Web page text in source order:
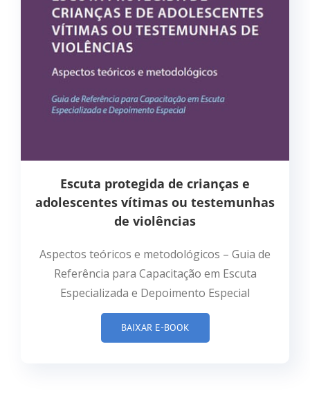
Escuta protegida de crianças e
adolescentes vítimas ou testemunhas
de violências
Aspectos teóricos e metodológicos – Guia de
Referência para Capacitação em Escuta
Especializada e Depoimento Especial
BAIXAR E-BOOK